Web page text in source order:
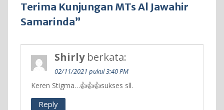
Terima Kunjungan MTs Al Jawahir
Samarinda”
Shirly berkata:
02/11/2021 pukul 3:40 PM
Keren Stigma…👍👍👍sukses sll.
Reply